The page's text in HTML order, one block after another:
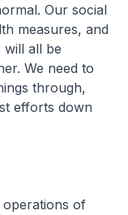
Our social
measures, and
all be
We need to
through,
efforts down
of